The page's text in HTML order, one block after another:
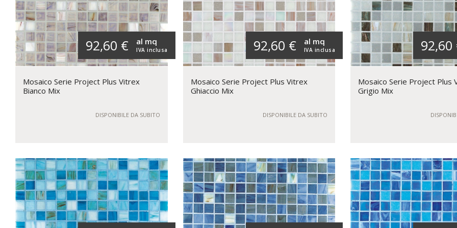
92,60 € IVA inclusa
al mq
Mosaico Serie Project Plus Vitrex
Bianco Mix
DISPONIBILE DA SUBITO
92,60 € IVA inclusa
al mq
Mosaico Serie Project Plus Vitrex
Ghiaccio Mix
DISPONIBILE DA SUBITO
92,60
Mosaico Serie Project Plus
Grigio Mix